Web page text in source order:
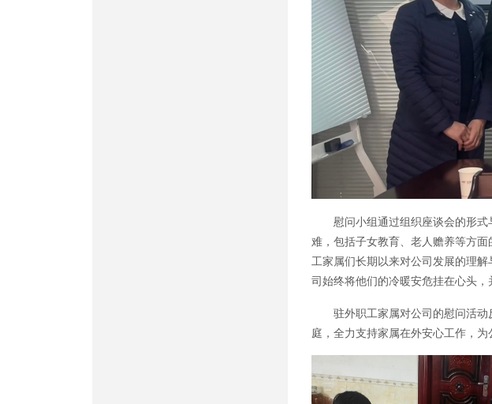
慰问小组通过组织座谈会的形
难，包括子女教育、老人赡养等方
工家属们长期以来对公司发展的理
司始终将他们的冷暖安危挂在心头，
驻外职工家属对公司的慰问活
庭，全力支持家属在外安心工作，为